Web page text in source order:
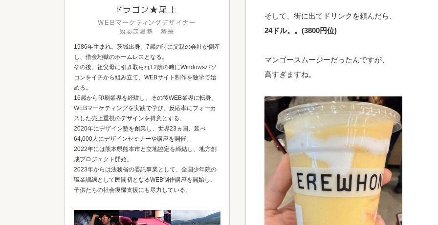
そして、街に出てドリンクを頼んだら、
24ドル。。(3800円位)
マンゴースムージーだったんですが、
高すぎますね。
1986年生まれ。茨城出身。7歳の時に父親の会社が倒産
し、借金地獄のホームレスとなる。
その後、祖父母に引き取られ12歳の時にWindowsパソ
コンをイチから組み立て、WEBサイト制作を独学で始
める。
16歳から印刷業界を経験し、その後WEB業界に転身。
WEBマーケティングを実践で学び、反応率にフォーカ
スした売上重視のデザインを得意とする。
2020年にデザイン塾を創業し、世界23ヵ国、延べ
64,000人にデザインセミナーや講座を開催。
2022年には熊本県熊本市と立地協定を締結し、地方創
成プロジェクト開始。
2023年からは法務省の委託事業として、全国少年院の
職業訓練として民間初となるWEB制作講座を開始し、
子供たちの社会復帰支援にも尽力している。